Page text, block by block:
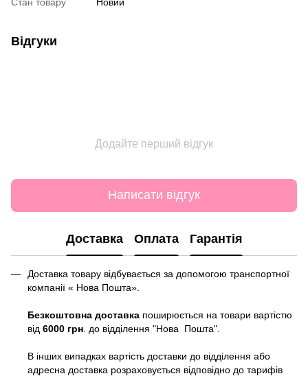
Відгуки
Додайте перший відгук
Написати відгук
Доставка Оплата Гарантія
Доставка товару відбувається за допомогою транспортної
компанії « Нова Пошта».
Безкоштовна доставка поширюється на товари вартістю
від 6000 грн . до відділення "Нова Пошта".
В інших випадках вартість доставки до відділення або
адресна доставка розраховується відповідно до тарифів